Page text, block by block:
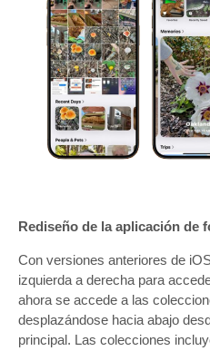
Rediseño de la aplicación de
Con versiones anteriores de
izquierda a derecha para
ahora se accede a las
desplazándose hacia abajo
principal. Las colecciones